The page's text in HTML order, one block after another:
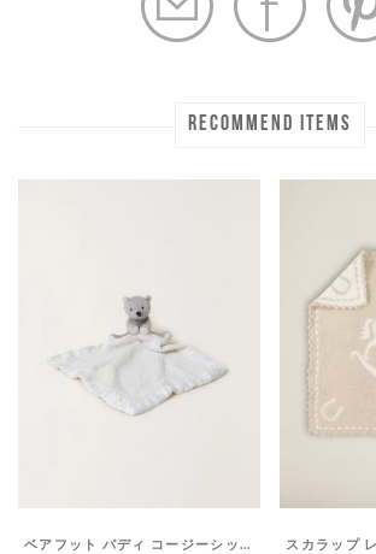
RECOMMEND ITEMS
ベアフット バディ コージーシック